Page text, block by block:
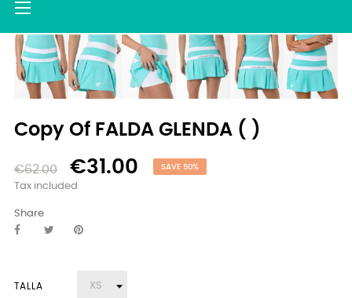
Toggle
☰
Copy Of FALDA GLENDA ( )
€62.00 €31.00 SAVE 50%
Tax included
Share
TALLA